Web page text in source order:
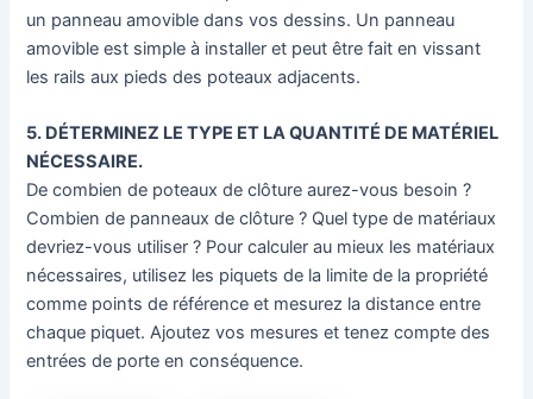
un panneau amovible dans vos dessins. Un panneau
amovible est simple à installer et peut être fait en vissant
les rails aux pieds des poteaux adjacents.
5. DÉTERMINEZ LE TYPE ET LA QUANTITÉ DE MATÉRIEL
NÉCESSAIRE.
De combien de poteaux de clôture aurez-vous besoin ?
Combien de panneaux de clôture ? Quel type de matériaux
devriez-vous utiliser ? Pour calculer au mieux les matériaux
nécessaires, utilisez les piquets de la limite de la propriété
comme points de référence et mesurez la distance entre
chaque piquet. Ajoutez vos mesures et tenez compte des
entrées de porte en conséquence.